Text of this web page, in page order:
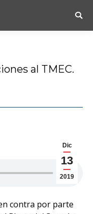
al TMEC.
Dic
13
2019
contra por parte